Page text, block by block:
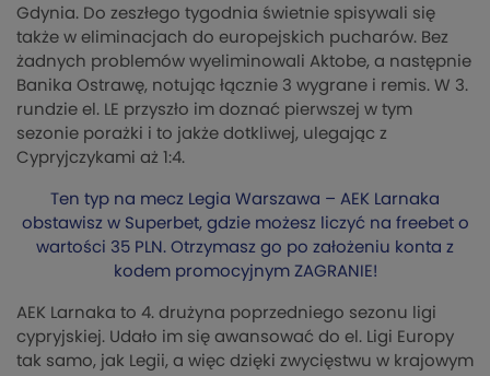
Gdynia. Do zeszłego tygodnia świetnie spisywali się
także w eliminacjach do europejskich pucharów. Bez
żadnych problemów wyeliminowali Aktobe, a następnie
Banika Ostrawę, notując łącznie 3 wygrane i remis. W 3.
rundzie el. LE przyszło im doznać pierwszej w tym
sezonie porażki i to jakże dotkliwej, ulegając z
Cypryjczykami aż 1:4.
Ten typ na mecz Legia Warszawa – AEK Larnaka
obstawisz w Superbet, gdzie możesz liczyć na freebet o
wartości 35 PLN. Otrzymasz go po założeniu konta z
kodem promocyjnym ZAGRANIE!
AEK Larnaka to 4. drużyna poprzedniego sezonu ligi
cypryjskiej. Udało im się awansować do el. Ligi Europy
tak samo, jak Legii, a więc dzięki zwycięstwu w krajowym